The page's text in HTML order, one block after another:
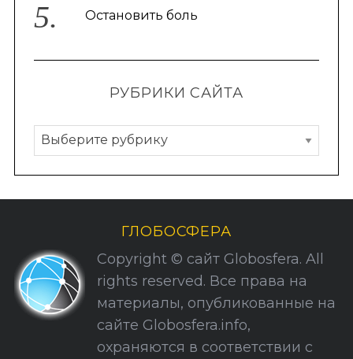
Остановить боль
РУБРИКИ САЙТА
Р
у
б
р
и
С
а
ГЛОБОСФЕРА
Copyright © сайт Globosfera. All
rights reserved. Все права на
материалы, опубликованные на
сайте Globosfera.info,
охраняются в соответствии с